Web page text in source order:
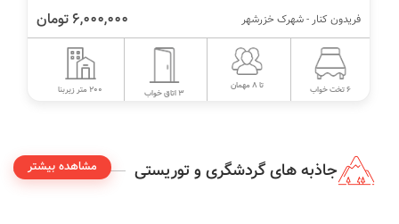
6,000,000 تومان فریدون کنار - شهرک خزرشهر
6 تخت خواب تا 8 مهمان
3 اتاق خواب 200 متر زیربنا
جاذبه های گردشگری و توریستی مشاهده بیشتر